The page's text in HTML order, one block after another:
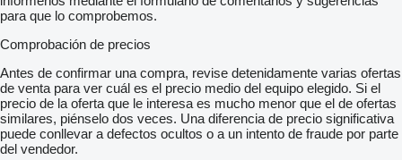
para que lo comprobemos.
Comprobación de precios
Antes de confirmar una compra, revise detenidamente varias ofertas
de venta para ver cuál es el precio medio del equipo elegido. Si el
precio de la oferta que le interesa es mucho menor que el de ofertas
similares, piénselo dos veces. Una diferencia de precio significativa
puede conllevar a defectos ocultos o a un intento de fraude por parte
del vendedor.